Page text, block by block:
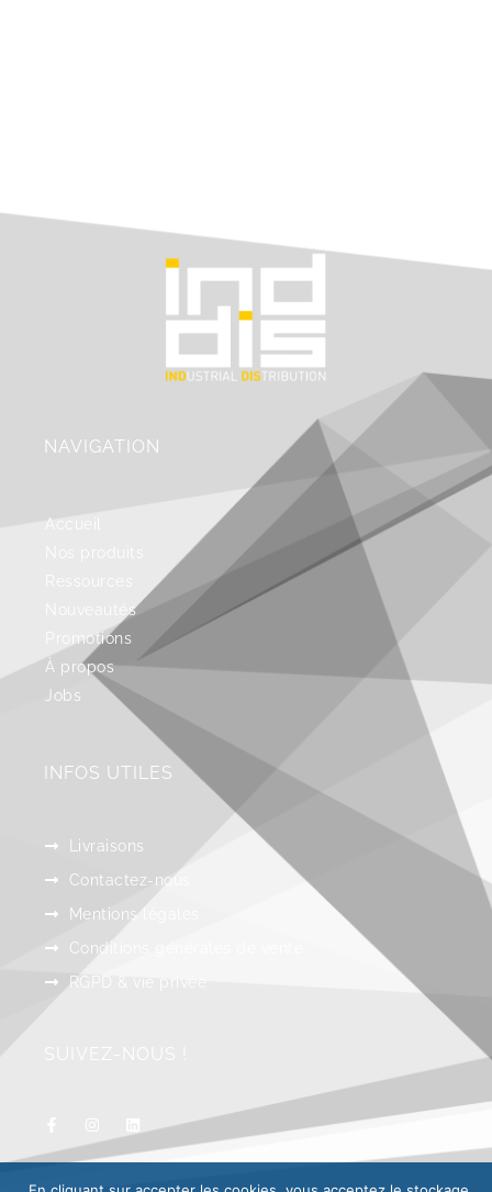
NAVIGATION
Accueil
Nouveautés
Promotions
À propos
Jobs
INFOS UTILES
Livraisons
Contactez-nous
Mentions légales
Conditions générales de vente
RGPD & vie privée